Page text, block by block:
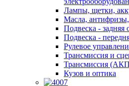
Лампы, щетки,
Масла,
Подвеска - задняя
Подвеска -
Рулевое
Трансмиссия и
Трансмиссия
Кузов и оптика